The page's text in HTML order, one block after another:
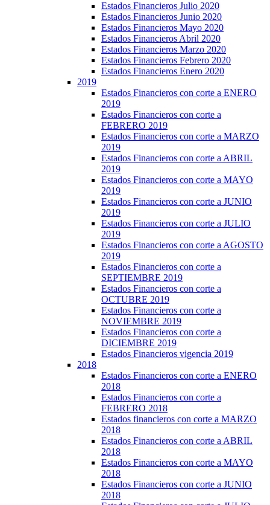
Estados Financieros Julio 2020
Estados Financieros Junio 2020
Estados Financieros Mayo 2020
Estados Financieros Abril 2020
Estados Financieros Marzo 2020
Estados Financieros Febrero 2020
Estados Financieros Enero 2020
2019
Estados Financieros con corte a ENERO
2019
Estados Financieros con corte a
FEBRERO 2019
Estados Financieros con corte a MARZO
2019
Estados Financieros con corte a ABRIL
2019
Estados Financieros con corte a MAYO
2019
Estados Financieros con corte a JUNIO
2019
Estados Financieros con corte a JULIO
2019
Estados Financieros con corte a AGOSTO
2019
Estados Financieros con corte a
SEPTIEMBRE 2019
Estados Financieros con corte a
OCTUBRE 2019
Estados Financieros con corte a
NOVIEMBRE 2019
Estados Financieros con corte a
DICIEMBRE 2019
Estados Financieros vigencia 2019
2018
Estados Financieros con corte a ENERO
2018
Estados Financieros con corte a
FEBRERO 2018
Estados financieros con corte a MARZO
2018
Estados Financieros con corte a ABRIL
2018
Estados Financieros con corte a MAYO
2018
Estados Financieros con corte a JUNIO
2018